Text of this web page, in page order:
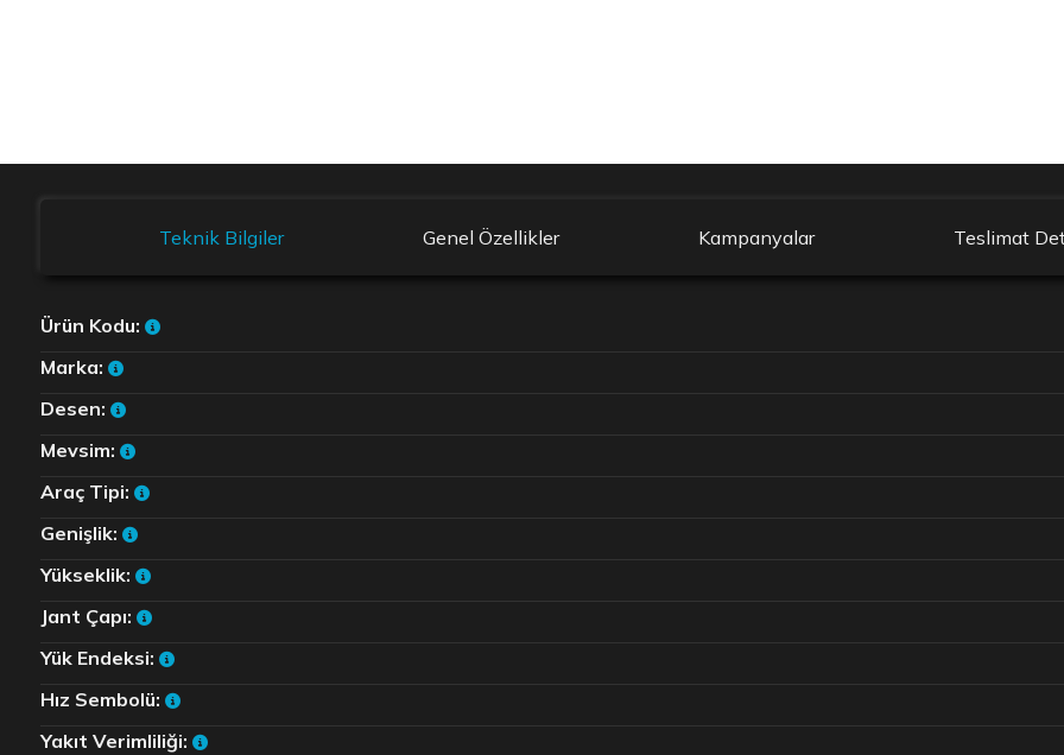
Teknik Bilgiler Genel Özellikler Kampanyalar Teslimat
Ürün Kodu:
Marka:
Desen:
Mevsim:
Araç Tipi:
Genişlik:
Yükseklik:
Jant Çapı:
Yük Endeksi:
Hız Sembolü:
Yakıt Verimliliği: